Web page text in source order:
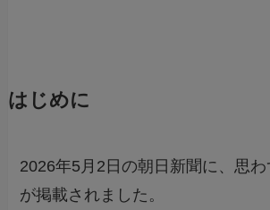
はじめに
2026年5月2日の朝日新聞に、思
が掲載されました。